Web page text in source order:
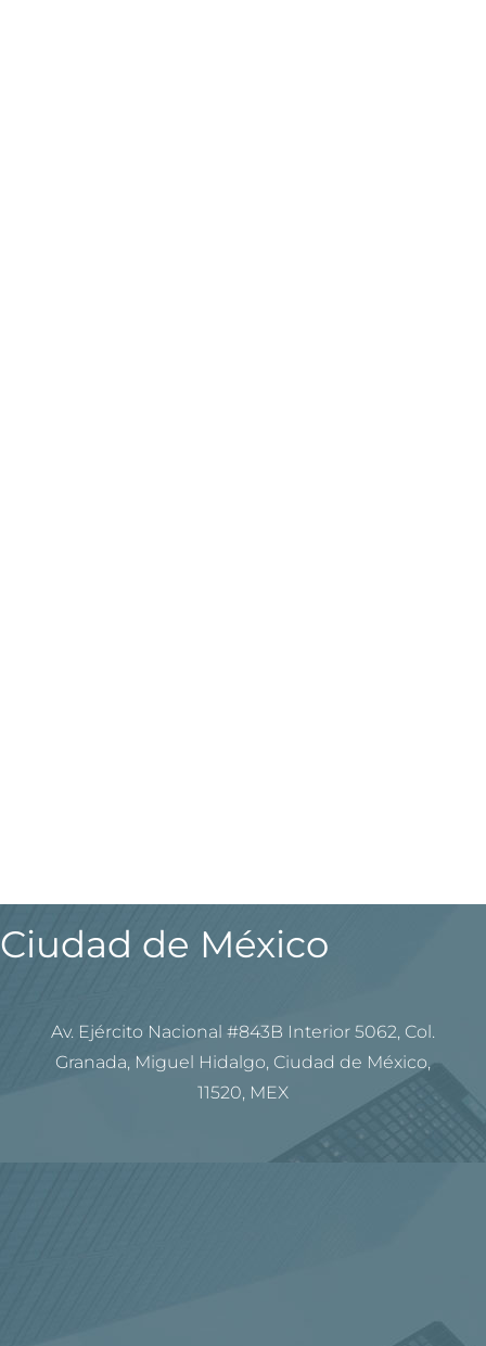
Ciudad de México
Av. Ejército Nacional #843B Interior 5062, Col.
Granada, Miguel Hidalgo, Ciudad de México,
11520, MEX